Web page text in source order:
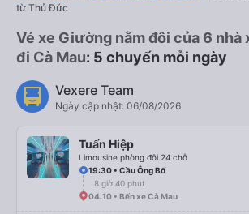
từ Thủ Đức
Vé xe Giường nằm đôi của 6
đi Cà Mau: 5 chuyến mỗi ngày
Vexere Team
Ngày cập nhật: 06/08/2026
Tuấn Hiệp
Limousine phòng đôi 24 chỗ
19:30 • Cầu Ông Bố
8 giờ 40 phút
04:10 • Bến xe Cà Mau